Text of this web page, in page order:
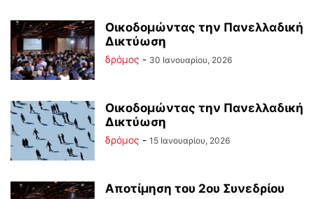
Οικοδομώντας την Πανελλαδική
Δικτύωση
δρόμος - 30 Ιανουαρίου, 2026
Οικοδομώντας την Πανελλαδική
Δικτύωση
δρόμος - 15 Ιανουαρίου, 2026
Αποτίμηση του 2ου Συνεδρίου